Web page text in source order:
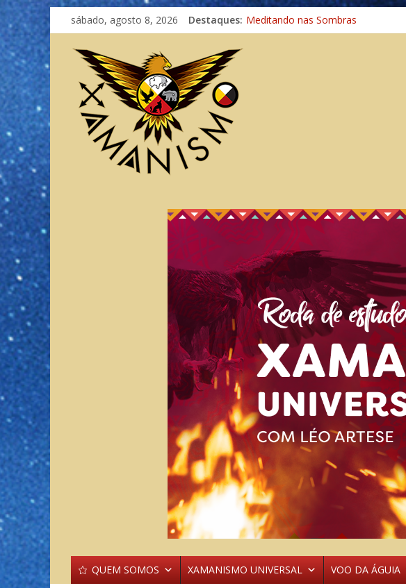
sábado, agosto 8, 2026 Destaques: Meditando nas Sombras
Autosuficiência: A Jornada do
QUEM SOMOS XAMANISMO UNIVERSAL VOO DA ÁGUIA